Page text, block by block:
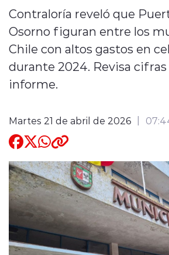
Quienes Somos
Contraloría reveló que
Osorno figuran entre los
Chile con altos gastos en
durante 2024. Revisa
informe.
Martes 21 de abril de 2026